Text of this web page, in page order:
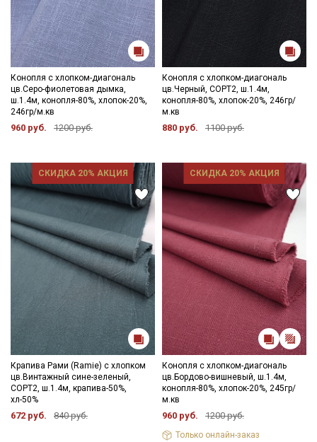
Конопля с хлопком-диагональ
цв.Серо-фиолетовая дымка,
ш.1.4м, конопля-80%, хлопок-20%,
246гр/м.кв
960 руб. 1200 руб.
Конопля с хлопком-диагональ
цв.Черный, СОРТ2, ш.1.4м,
конопля-80%, хлопок-20%, 246гр/
м.кв
880 руб. 1100 руб.
СКИДКА 20% АКЦИЯ
Крапива Рами (Ramie) с хлопком
цв.Винтажный сине-зеленый,
СОРТ2, ш.1.4м, крапива-50%,
хл-50%
672 руб. 840 руб.
СКИДКА 20% АКЦИЯ
Конопля с хлопком-диагональ
цв.Бордово-вишневый, ш.1.4м,
конопля-80%, хлопок-20%, 245гр/
м.кв
960 руб. 1200 руб.
Только онлайн-заказ